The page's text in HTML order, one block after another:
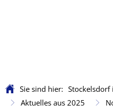
Sie sind hier:
Aktuelles aus 2025